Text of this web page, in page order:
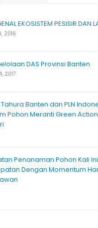
EKOSISTEM PESISIR DAN
2016
DAS Provinsi Banten
2017
Tahura Banten dan PLN
Pohon Meranti Green
Penanaman Pohon Kali Ini
Dengan Momentum